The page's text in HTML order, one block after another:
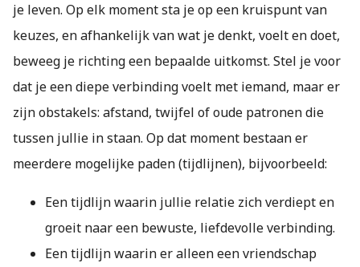
je leven. Op elk moment sta je op een kruispunt van
keuzes, en afhankelijk van wat je denkt, voelt en doet,
beweeg je richting een bepaalde uitkomst. Stel je voor
dat je een diepe verbinding voelt met iemand, maar er
zijn obstakels: afstand, twijfel of oude patronen die
tussen jullie in staan. Op dat moment bestaan er
meerdere mogelijke paden (tijdlijnen), bijvoorbeeld:
Een tijdlijn waarin jullie relatie zich verdiept en
groeit naar een bewuste, liefdevolle verbinding.
Een tijdlijn waarin er alleen een vriendschap